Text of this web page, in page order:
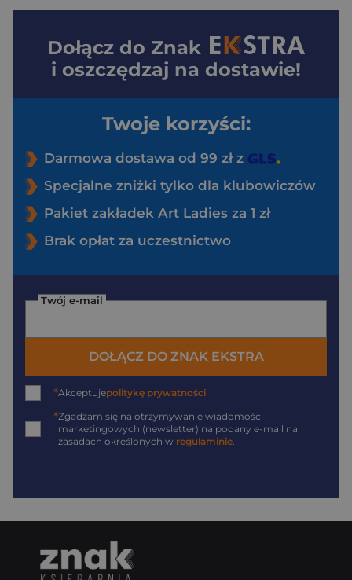
Dołącz do Znak
i oszczędzaj na dostawie!
Twoje korzyści:
Darmowa dostawa od 99 zł z
Specjalne zniżki tylko dla klubowiczów
Pakiet zakładek Art Ladies za 1 zł
Brak opłat za uczestnictwo
Twój e-mail
DOŁĄCZ DO ZNAK EKSTRA
*Akceptujępolitykę prywatności
*Zgadzam się na otrzymywanie wiadomości
marketingowych (newsletter) na podany e-mail na
zasadach określonych w regulaminie.